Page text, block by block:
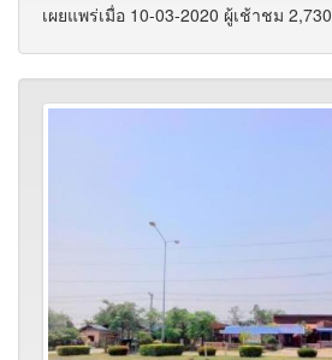
เผยแพร่เมื่อ 10-03-2020 ผู้เช้าชม 2,730